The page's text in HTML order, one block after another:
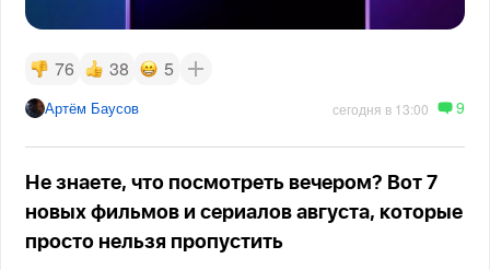
76 38 5
Артём Баусов сегодня в 13:00 9
Не знаете, что посмотреть вечером? Вот 7
новых фильмов и сериалов августа, которые
просто нельзя пропустить